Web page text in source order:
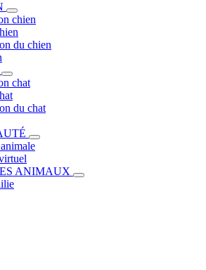
chien
du chien
chat
du chat
ANIMAUX